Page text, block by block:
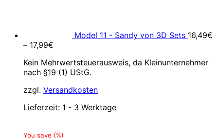
Model 11 - Sandy von 3D Sets 16,49€
– 17,99€
Kein Mehrwertsteuerausweis, da Kleinunternehmer
nach §19 (1) UStG.
zzgl. Versandkosten
Lieferzeit: 1 - 3 Werktage
You save (%)